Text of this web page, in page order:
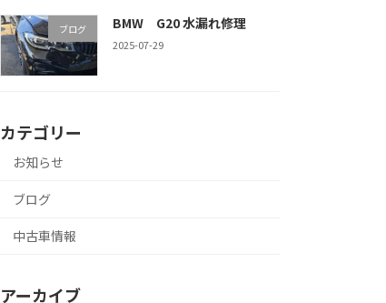
ブログ BMW G20 水漏れ修理
2025-07-29
カテゴリー
お知らせ
ブログ
中古車情報
アーカイブ